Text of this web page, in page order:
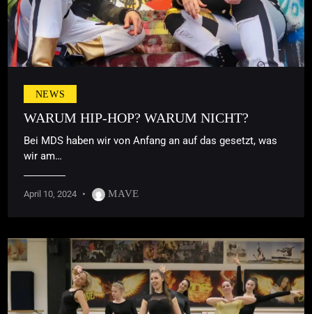
NEWS
WARUM HIP-HOP? WARUM NICHT?
Bei MDS haben wir von Anfang an auf das gesetzt, was
wir am…
April 10, 2024 MAVE